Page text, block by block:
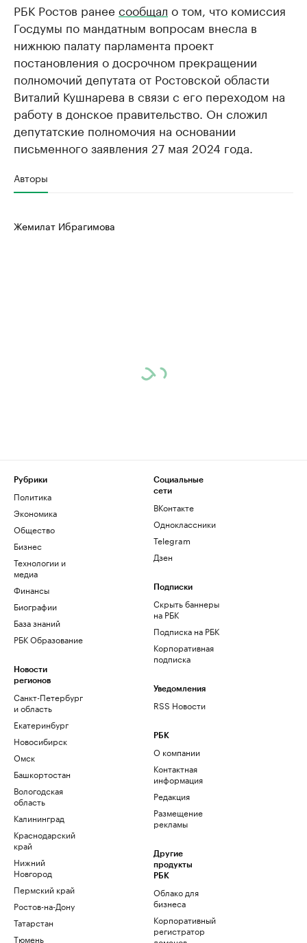
РБК Ростов ранее сообщал о том, что комиссия
Госдумы по мандатным вопросам внесла в
нижнюю палату парламента проект
постановления о досрочном прекращении
полномочий депутата от Ростовской области
Виталий Кушнарева в связи с его переходом на
работу в донское правительство. Он сложил
депутатские полномочия на основании
письменного заявления 27 мая 2024 года.
Авторы
Жемилат Ибрагимова
Рубрики
Политика
Экономика
Общество
Бизнес
Технологии и
медиа
Финансы
Биографии
База знаний
РБК Образование
Новости
регионов
Санкт-Петербург
и область
Екатеринбург
Новосибирск
Омск
Башкортостан
Вологодская
область
Калининград
Краснодарский
край
Нижний
Новгород
Пермский край
Ростов-на-Дону
Татарстан
Тюмень
Социальные
сети
ВКонтакте
Одноклассники
Telegram
Дзен
Подписки
Скрыть баннеры
на РБК
Подписка на РБК
Корпоративная
подписка
Уведомления
RSS Новости
РБК
О компании
Контактная
информация
Редакция
Размещение
рекламы
Другие
продукты
РБК
Облако для
бизнеса
Корпоративный
регистратор